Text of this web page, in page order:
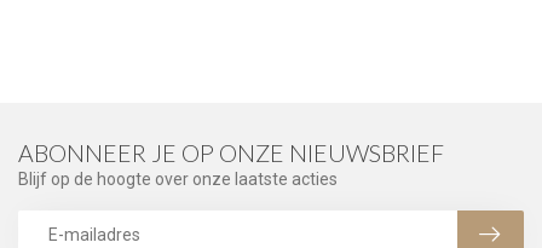
ABONNEER JE OP ONZE NIEUWSBRIEF
Blijf op de hoogte over onze laatste acties